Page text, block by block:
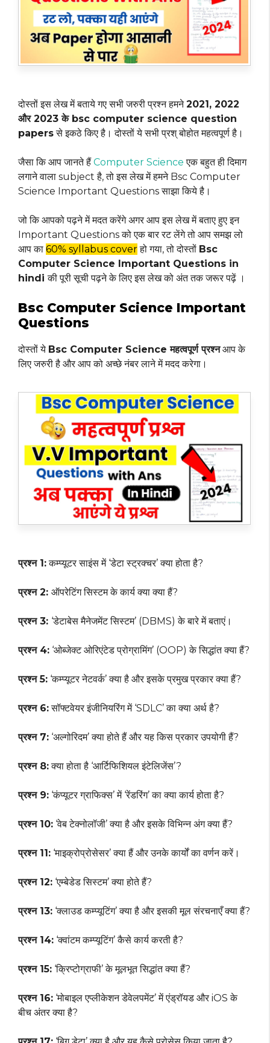
दोस्तों इस लेख में बताये गए सभी जरुरी प्रश्न हमने2021, 2022
और 2023 के bsc computer science question
papersसे इकठे किए है। दोस्तों ये सभी प्रश् बोहोत महत्वपूर्ण है।
जैसा कि आप जानते हैंComputer Science एक बहुत ही दिमाग
लगाने वाला subject है, तो इस लेख में हमने Bsc Computer
Science Important Questions साझा किये है।
जो कि आपको पढ़ने में मदत करेंगे अगर आप इस लेख में बताए हुए इन
Important Questions को एक बार रट लेंगे तो आप समझ लो
आप का 60% syllabus coverहो गया, तो दोस्तों Bsc
Computer Science Important Questions in
hindiकी पूरी सूची पढ़ने के लिए इस लेख को अंत तक जरूर पढ़ें ।
Bsc Computer Science Important
Questions
दोस्तों ये Bsc Computer Science महत्वपूर्ण प्रश्नआप के
लिए जरुरी है और आप को अच्छे नंबर लाने में मदद करेगा।
प्रश्न 1:कम्प्यूटर साइंस में ‘डेटा स्ट्रक्चर’ क्या होता है?
प्रश्न 2: ऑपरेटिंग सिस्टम के कार्य क्या क्या हैं?
प्रश्न 3: ‘डेटाबेस मैनेजमेंट सिस्टम’ (DBMS) के बारे में बताएं।
प्रश्न 4: ‘ओब्जेक्ट ओरिएंटेड प्रोग्रामिंग’ (OOP) के सिद्धांत क्या हैं?
प्रश्न 5: ‘कम्प्यूटर नेटवर्क’ क्या है और इसके प्रमुख प्रकार क्या हैं?
प्रश्न 6:सॉफ्टवेयर इंजीनियरिंग में ‘SDLC’ का क्या अर्थ है?
प्रश्न 7: ‘अल्गोरिदम’ क्या होते हैं और यह किस प्रकार उपयोगी हैं?
प्रश्न 8:क्या होता है ‘आर्टिफिशियल इंटेलिजेंस’?
प्रश्न 9: ‘कंप्यूटर ग्राफिक्स’ में ‘रेंडरिंग’ का क्या कार्य होता है?
प्रश्न 10: ‘वेब टेक्नोलॉजी’ क्या है और इसके विभिन्न अंग क्या हैं?
प्रश्न 11: ‘माइक्रोप्रोसेसर’ क्या हैं और उनके कार्यों का वर्णन करें।
प्रश्न 12: ‘एम्बेडेड सिस्टम’ क्या होते हैं?
प्रश्न 13: ‘क्लाउड कम्प्यूटिंग’ क्या है और इसकी मूल संरचनाएँ क्या हैं?
प्रश्न 14: ‘क्वांटम कम्प्यूटिंग’ कैसे कार्य करती है?
प्रश्न 15: ‘क्रिप्टोग्राफी’ के मूलभूत सिद्धांत क्या हैं?
प्रश्न 16: ‘मोबाइल एप्लीकेशन डेवेलपमेंट’ में एंड्रॉयड और iOS के
बीच अंतर क्या है?